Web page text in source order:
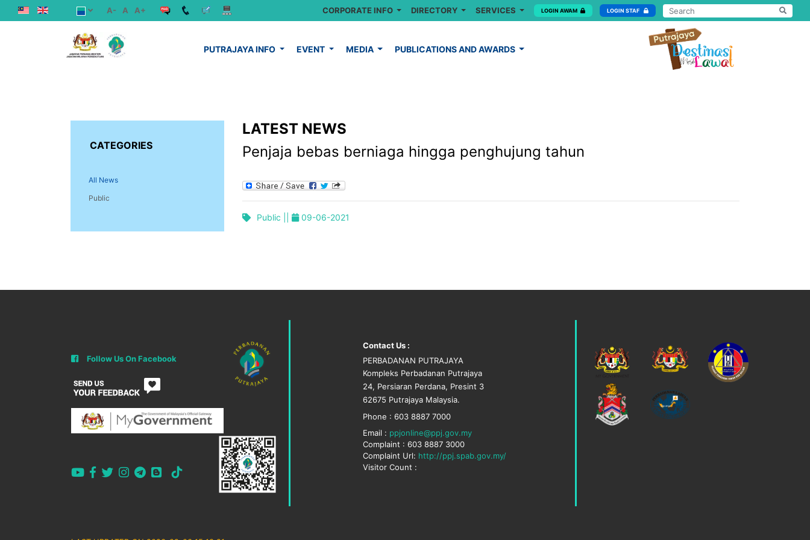
A- A A+ CORPORATE INFO DIRECTORY SERVICES LOGIN AWAM LOGIN STAF
PUTRAJAYA INFO EVENT MEDIA PUBLICATIONS AND AWARDS
CATEGORIES
All News
Public
LATEST NEWS
Penjaja bebas berniaga hingga penghujung tahun
Public || 09-06-2021
Follow Us On Facebook
Contact Us :
PERBADANAN PUTRAJAYA
Kompleks Perbadanan Putrajaya
24, Persiaran Perdana, Presint 3
62675 Putrajaya Malaysia.
Phone : 603 8887 7000
Email : ppjonline@ppj.gov.my
Complaint : 603 8887 3000
Complaint Url: http://ppj.spab.gov.my/
Visitor Count :